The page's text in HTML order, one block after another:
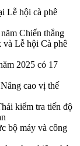
Lễ hội cà phê
Chiến thắng
Lễ hội Cà phê
2025 có 17
cao vị thế
kiểm tra tiến độ
bộ máy và công